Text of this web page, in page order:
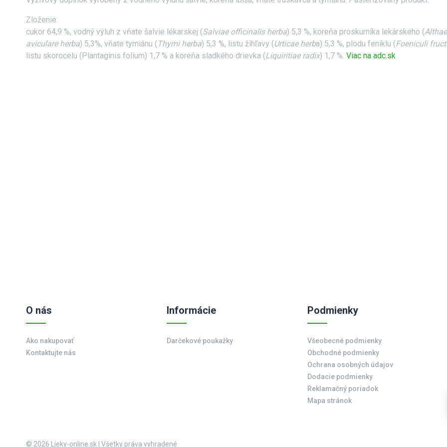
Zloženie:
cukor 64,9 %, vodný výluh z vňate šalvie lékarskej (Salviae officinalis herba) 5,3 %, koreňa proskurníka lekárskeho (
aviculare herba) 5,3%, vňate tymiánu (Thymi herba) 5,3 %, listu žihľavy (Urticae herba) 5,3 %, plodu feniklu (Foeniculi
listu skorocelu (Plantaginis folium) 1,7 % a koreňa sladkého drievka (Liquiritiae radix) 1,7 %. Viac na adc.sk
O nás
Ako nakupovať
Kontaktujte nás
Informácie
Darčekové poukažky
Podmienky
Všeobecné podmienky
Obchodné podmienky
Ochrana osobných údajov
Dodacie podmienky
Reklamačný poriadok
Mapa stránok
© 2026 Lieky-online.sk Všetky práva vyhradené